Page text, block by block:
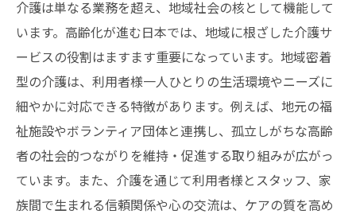
介護の社会的意義とは？今知っておきたい重要
ポイント
これからの介護を考える：地域と未来を結ぶ新
たな挑戦
介護は単なる業務を超え、地域社会の核として機能して
います。高齢化が進む日本では、地域に根ざした介護サ
ービスの役割はますます重要になっています。地域密着
型の介護は、利用者様一人ひとりの生活環境やニーズに
細やかに対応できる特徴があります。例えば、地元の福
祉施設やボランティア団体と連携し、孤立しがちな高齢
者の社会的つながりを維持・促進する取り組みが広がっ
ています。また、介護を通じて利用者様とスタッフ、家
族間で生まれる信頼関係や心の交流は、ケアの質を高め